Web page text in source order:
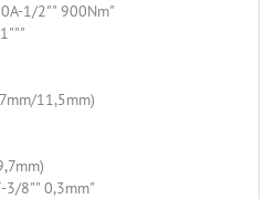
1/2"" 900Nm"
11,5mm)
3/8"" 0,3mm"